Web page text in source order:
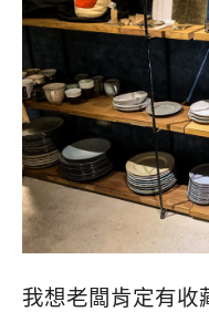
我想老闆肯定有收